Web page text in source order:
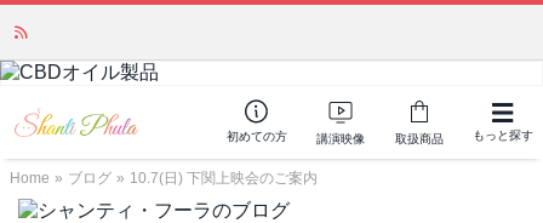
初めての方 講演映像 取扱商品 もっと探す
Home » ブログ » 10.7(日) 下関上映会のご案内